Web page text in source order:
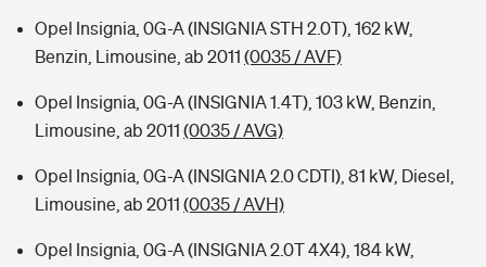
Opel Insignia, 0G-A (INSIGNIA STH 2.0T), 162 kW,
Benzin, Limousine, ab 2011 (0035 / AVF)
Opel Insignia, 0G-A (INSIGNIA 1.4T), 103 kW, Benzin,
Limousine, ab 2011 (0035 / AVG)
Opel Insignia, 0G-A (INSIGNIA 2.0 CDTI), 81 kW, Diesel,
Limousine, ab 2011 (0035 / AVH)
Opel Insignia, 0G-A (INSIGNIA 2.0T 4X4), 184 kW,